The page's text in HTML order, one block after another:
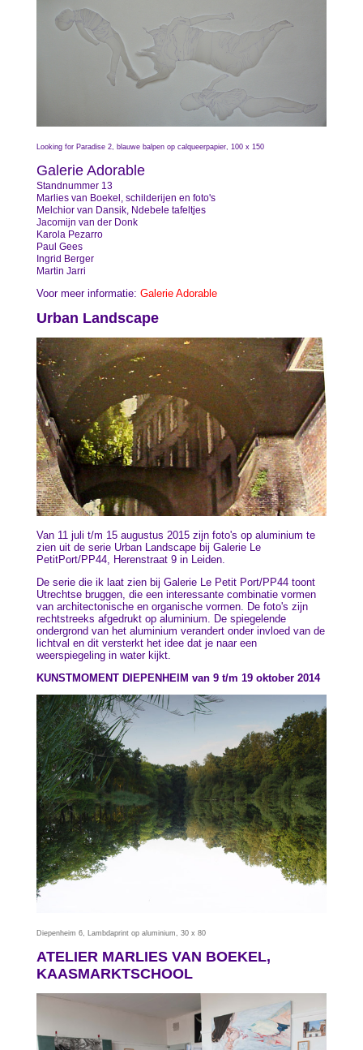
Looking for Paradise 2, blauwe balpen op calqueerpapier, 100 x 150
Galerie Adorable
Standnummer 13
Marlies van Boekel, schilderijen en foto's
Melchior van Dansik, Ndebele tafeltjes
Jacomijn van der Donk
Karola Pezarro
Paul Gees
Ingrid Berger
Martin Jarri
Voor meer informatie: Galerie Adorable
Urban Landscape
Van 11 juli t/m 15 augustus 2015 zijn foto's op aluminium te
zien uit de serie Urban Landscape bij Galerie Le
PetitPort/PP44, Herenstraat 9 in Leiden.
De serie die ik laat zien bij Galerie Le Petit Port/PP44 toont
Utrechtse bruggen, die een interessante combinatie vormen
van architectonische en organische vormen. De foto's zijn
rechtstreeks afgedrukt op aluminium. De spiegelende
ondergrond van het aluminium verandert onder invloed van de
lichtval en dit versterkt het idee dat je naar een
weerspiegeling in water kijkt.
KUNSTMOMENT DIEPENHEIM van 9 t/m 19 oktober 2014
Diepenheim 6, Lambdaprint op aluminium, 30 x 80
ATELIER MARLIES VAN BOEKEL,
KAASMARKTSCHOOL